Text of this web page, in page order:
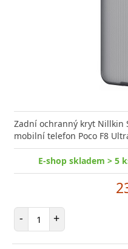
Zadní ochranný kryt Nillkin
mobilní telefon Poco F8
E-shop skladem > 5
- Počet položek
+
efektivní nabíjení kdykoliv
Nabíječka pro všechna
skladem > 10 ks,
položek
+